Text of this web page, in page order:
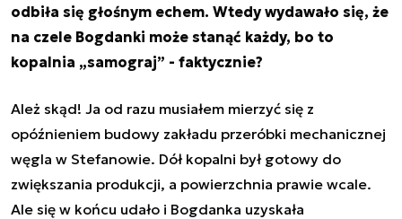
odbiła się głośnym echem. Wtedy wydawało się, że
na czele Bogdanki może stanąć każdy, bo to
kopalnia „samograj” - faktycznie?
Ależ skąd! Ja od razu musiałem mierzyć się z
opóźnieniem budowy zakładu przeróbki mechanicznej
węgla w Stefanowie. Dół kopalni był gotowy do
zwiększania produkcji, a powierzchnia prawie wcale.
Ale się w końcu udało i Bogdanka uzyskała